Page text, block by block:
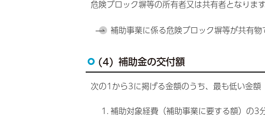
危険ブロック塀等の所有者又は共有者となります
補助事業に係る危険ブロック塀等が共有物
(4) 補助金の交付額
次の1から3に掲げる金額のうち、最も低い金額
補助対象経費（補助事業に要する額）の3